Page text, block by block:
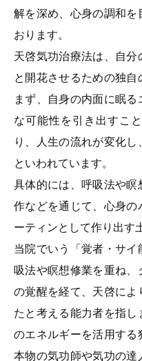
解を深め、心身の調和
おります。
天啓気功治療法は、自
と開花させるための独自
まず、自身の内面に眠
な可能性を引き出すこ
り、人生の流れが変化
といわれています。
具体的には、呼吸法や
作などを通じて、心身
ーティンとして作り出す
当院でいう「覚者・サ
吸法や瞑想修業を重ね
の覚醒を経て、天啓に
たと考える能力者を指
のエネルギーを活用する
本物の気功師や気功の